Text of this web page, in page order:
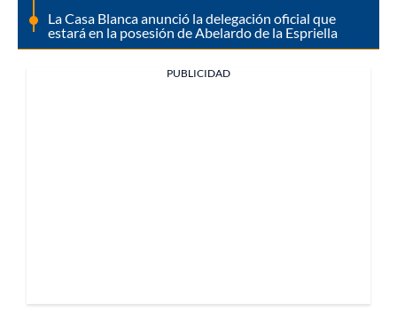
La Casa Blanca anunció la delegación oficial que
estará en la posesión de Abelardo de la Espriella
PUBLICIDAD